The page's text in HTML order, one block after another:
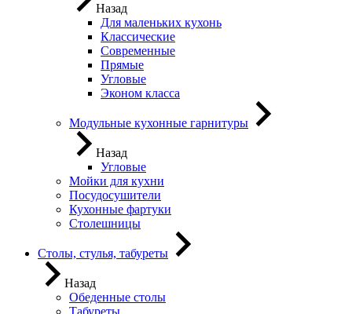
Назад
Для маленьких кухонь
Классические
Современные
Прямые
Угловые
Эконом класса
Модульные кухонные гарнитуры
Назад
Угловые
Мойки для кухни
Посудосушители
Кухонные фартуки
Столешницы
Столы, стулья, табуреты
Назад
Обеденные столы
Табуреты